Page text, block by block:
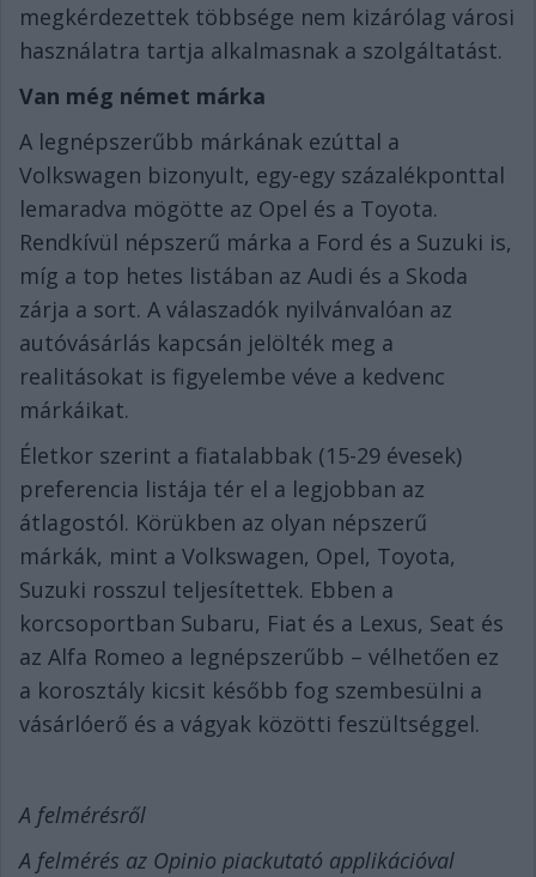
megkérdezettek többsége nem kizárólag városi
használatra tartja alkalmasnak a szolgáltatást.
Van még német márka
A legnépszerűbb márkának ezúttal a
Volkswagen bizonyult, egy-egy százalékponttal
lemaradva mögötte az Opel és a Toyota.
Rendkívül népszerű márka a Ford és a Suzuki is,
míg a top hetes listában az Audi és a Skoda
zárja a sort. A válaszadók nyilvánvalóan az
autóvásárlás kapcsán jelölték meg a
realitásokat is figyelembe véve a kedvenc
márkáikat.
Életkor szerint a fiatalabbak (15-29 évesek)
preferencia listája tér el a legjobban az
átlagostól. Körükben az olyan népszerű
márkák, mint a Volkswagen, Opel, Toyota,
Suzuki rosszul teljesítettek. Ebben a
korcsoportban Subaru, Fiat és a Lexus, Seat és
az Alfa Romeo a legnépszerűbb – vélhetően ez
a korosztály kicsit később fog szembesülni a
vásárlóerő és a vágyak közötti feszültséggel.
A felmérésről
A felmérés az Opinio piackutató applikációval